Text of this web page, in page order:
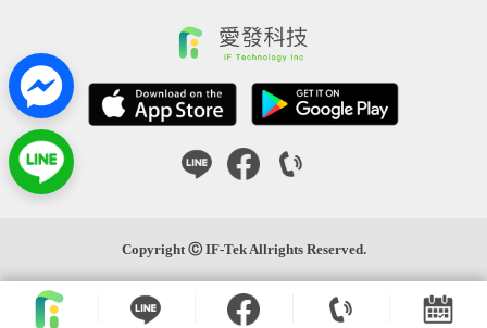
Copyright Ⓒ IF-Tek Allrights Reserved.